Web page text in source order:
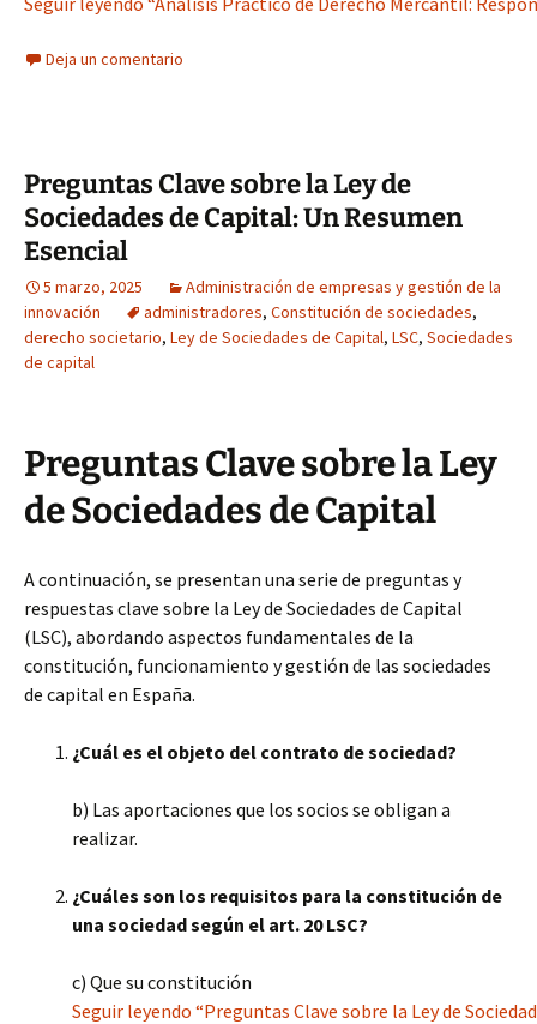
Deja un comentario
Preguntas Clave sobre la Ley de
Sociedades de Capital: Un Resumen
Esencial
5 marzo, 2025
Administración de empresas y gestión de la
innovación
administradores, Constitución de sociedades,
derecho societario, Ley de Sociedades de Capital, LSC, Sociedades
de capital
Preguntas Clave sobre la Ley
de Sociedades de Capital
A continuación, se presentan una serie de preguntas y
respuestas clave sobre la Ley de Sociedades de Capital
(LSC), abordando aspectos fundamentales de la
constitución, funcionamiento y gestión de las sociedades
de capital en España.
¿Cuál es el objeto del contrato de sociedad?
b) Las aportaciones que los socios se obligan a
realizar.
¿Cuáles son los requisitos para la constitución de
una sociedad según el art. 20 LSC?
c) Que su constitución
Seguir leyendo “Preguntas Clave sobre la Ley de